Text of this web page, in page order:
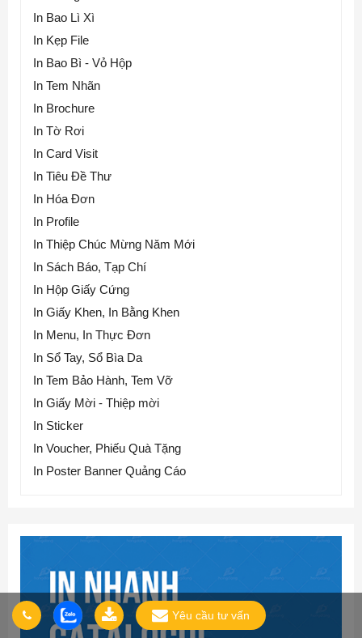
In Bao Lì Xì
In Kẹp File
In Bao Bì - Vỏ Hộp
In Tem Nhãn
In Brochure
In Tờ Rơi
In Card Visit
In Tiêu Đề Thư
In Hóa Đơn
In Profile
In Thiệp Chúc Mừng Năm Mới
In Sách Báo, Tạp Chí
In Hộp Giấy Cứng
In Giấy Khen, In Bằng Khen
In Menu, In Thực Đơn
In Sổ Tay, Sổ Bìa Da
In Tem Bảo Hành, Tem Vỡ
In Giấy Mời - Thiệp mời
In Sticker
In Voucher, Phiếu Quà Tặng
In Poster Banner Quảng Cáo
Yêu cầu tư vấn